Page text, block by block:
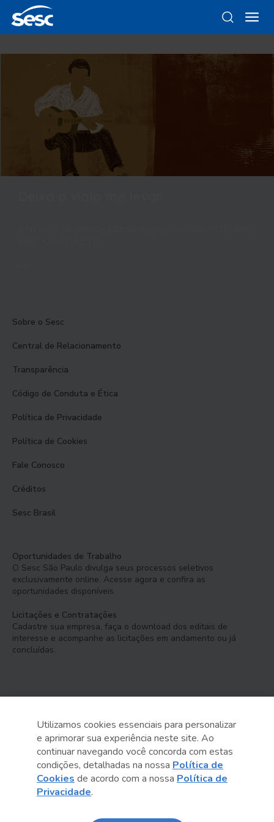
Sobre o Sesc
Central de Relacionamento
Transparência
Código de Conduta e Ética
Política de Privacidade
Política de Cookies
Fale Conosco
Créditos
Sesc Brasil
Oportunidades de Trabalho
O Sesc São Paulo divulga seus processos seletivos
exclusivamente online. Acesse agora e confira as
oportunidades disponíveis.
Licitações e Contratações
Cadastre sua empresa, faça o download dos editais de
interesse e acompanhe as licitações em andamento ou já
concluídas.
Serviço Social do Comércio
Administração Regional no Estado de São Paulo
Sesc São Paulo por aí:
Utilizamos cookies essenciais para personalizar
e aprimorar sua experiência neste site. Ao
continuar navegando você concorda com estas
condições, detalhadas na nossa Política de
Cookies de acordo com a nossa Política de
Privacidade.